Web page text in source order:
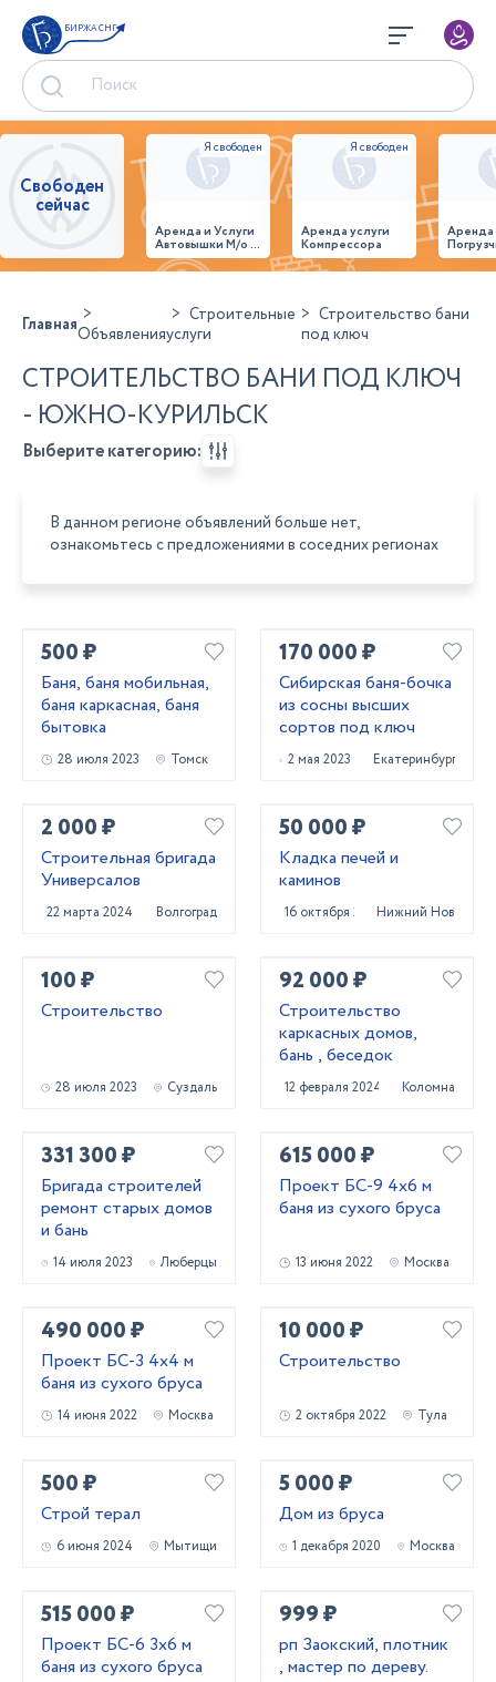
БИРЖА СНГ
Свободен
сейчас
Аренда и Услуги
Автовышки М/о г.
Домодедово
26,28,32 место
Аренда услуги
Компрессора
ГлавнаяОбъявления
Строительные
услуги
Строительство бани
под ключ
СТРОИТЕЛЬСТВО БАНИ ПОД КЛЮЧ
- ЮЖНО-КУРИЛЬСК
Выберите категорию:
В данном регионе объявлений больше нет,
ознакомьтесь с предложениями в соседних регионах
500 ₽
Баня, баня мобильная,
баня каркасная, баня
бытовка
28 июля 2023 Томск
170 000 ₽
Сибирская баня-бочка
из сосны высших
сортов под ключ
2 мая 2023 Екатеринбург
2 000 ₽
Строительная бригада
Универсалов
22 марта 2024 Волгоград
50 000 ₽
Кладка печей и
каминов
16 октября 2023Нижний Новгород
100 ₽
Строительство
28 июля 2023 Суздаль
92 000 ₽
Строительство
каркасных домов,
бань , беседок
12 февраля 2024 Коломна
331 300 ₽
Бригада строителей
ремонт старых домов
и бань
14 июля 2023 Люберцы
615 000 ₽
Проект БС-9 4х6 м
баня из сухого бруса
13 июня 2022 Москва
490 000 ₽
Проект БС-3 4х4 м
баня из сухого бруса
14 июня 2022 Москва
10 000 ₽
Строительство
2 октября 2022 Тула
500 ₽
Строй терал
6 июня 2024 Мытищи
5 000 ₽
Дом из бруса
1 декабря 2020 Москва
515 000 ₽
Проект БС-6 3х6 м
баня из сухого бруса
999 ₽
рп Заокский, плотник
, мастер по дереву.